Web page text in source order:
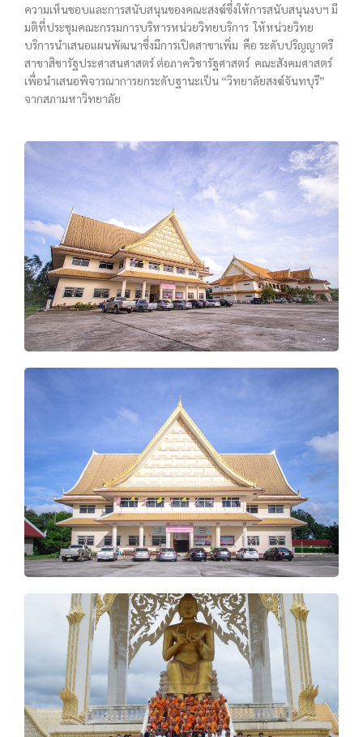
ความเห็นชอบและการสนับสนุนของคณะสงฆ์ซึ่งให้การสนับสนุนงบฯ มี
มติที่ประชุมคณะกรรมการบริหารหน่วยวิทยบริการ ให้หน่วยวิทย
บริการนำเสนอแผนพัฒนาซึ่งมีการเปิดสาขาเพิ่ม คือ ระดับปริญญาตรี
สาขาสิชารัฐประศาสนศาสตร์ ต่อภาควิชารัฐศาสตร์ คณะสังคมศาสตร์
เพื่อนำเสนอพิจารณาการยกระดับฐานะเป็น “วิทยาลัยสงฆ์จันทบุรี”
จากสภามหาวิทยาลัย